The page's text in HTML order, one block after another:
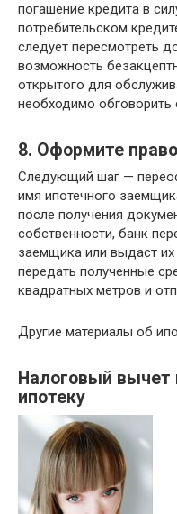
погашение кредита в
потребительском
следует пересмотреть
возможность
открытого для
необходимо обговорить
8. Оформите
Следующий шаг —
имя ипотечного
после получения
собственности, банк
заемщика или выдаст
передать полученные
квадратных метров и
Другие материалы об
Налоговый вычет
ипотеку